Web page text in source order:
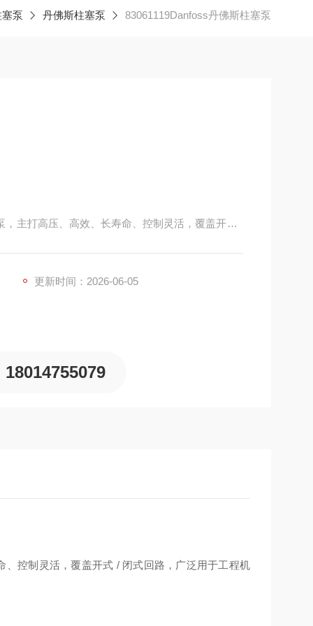
泵 丹佛斯柱塞泵 83061119Danfoss丹佛斯柱塞泵
主打高压、高效、长寿命、控制灵活，覆盖开式 /
更新时间：2026-06-05
18014755079
控制灵活，覆盖开式 / 闭式回路，广泛用于工程机